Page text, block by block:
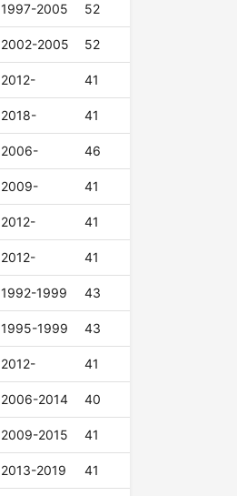
1997-2005 52
2002-2005 52
2012- 41
2018- 41
2006- 46
2009- 41
2012- 41
2012- 41
1992-1999 43
1995-1999 43
2012- 41
2006-2014 40
2009-2015 41
2013-2019 41